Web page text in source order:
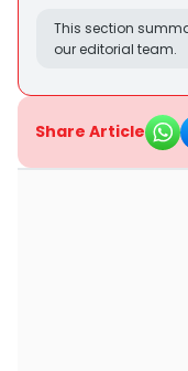
This section
our editorial team.
Share Article